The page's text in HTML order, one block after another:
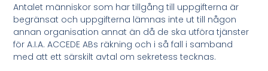
Antalet människor som har tillgång till uppgifterna är
begränsat och uppgifterna lämnas inte ut till någon
annan organisation annat än då de ska utföra tjänster
för A.I.A. ACCEDE ABs räkning och i så fall i samband
med att ett särskilt avtal om sekretess tecknas.